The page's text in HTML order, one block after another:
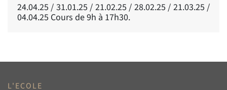
24.04.25 / 31.01.25 / 21.02.25 / 28.02.25 / 21.03.25 /
04.04.25 Cours de 9h à 17h30.
L'ECOLE